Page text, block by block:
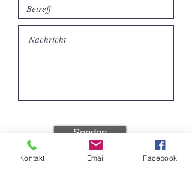
Senden
Kontakt Email Facebook